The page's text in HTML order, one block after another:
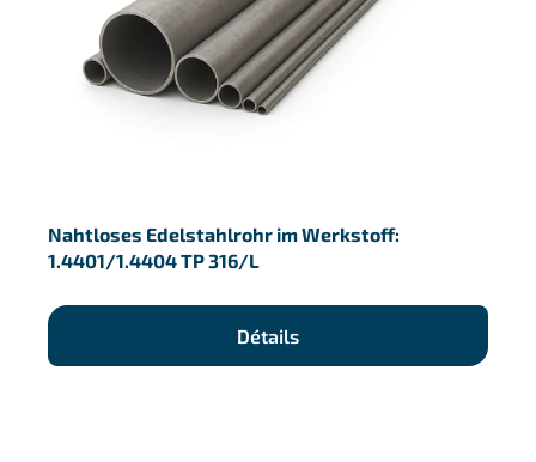
Nahtloses Edelstahlrohr im Werkstoff:
1.4401/1.4404 TP 316/L
Détails